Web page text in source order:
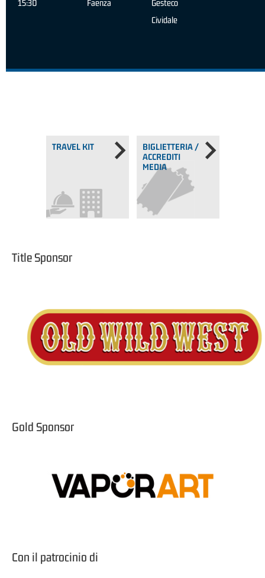
15:30 Faenza
Gesteco
Cividale
TRAVEL KIT
BIGLIETTERIA /
ACCREDITI
MEDIA
Title Sponsor
Gold Sponsor
Con il patrocinio di